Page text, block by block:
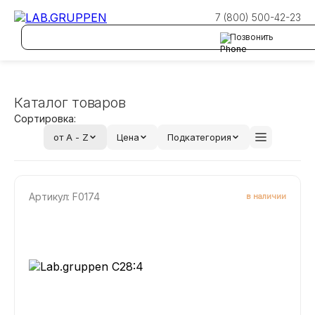
7 (800) 500-42-23
Позвонить
Главная/Каталог товаров
Каталог товаров
Сортировка:
от A - Z Цена Подкатегория
Артикул: F0174 в наличии